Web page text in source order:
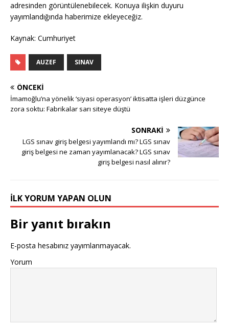
adresinden görüntülenebilecek. Konuya ilişkin duyuru
yayımlandığında haberimize ekleyeceğiz.
Kaynak: Cumhuriyet
AUZEF SINAV
ÖNCEKI
İmamoğlu’na yönelik ‘siyasi operasyon’ iktisatta işleri düzgünce
zora soktu: Fabrikalar sarı siteye düştü
SONRAKI
LGS sınav giriş belgesi yayımlandı mı? LGS sınav
giriş belgesi ne zaman yayımlanacak? LGS sınav
giriş belgesi nasıl alınır?
İLK YORUM YAPAN OLUN
Bir yanıt bırakın
E-posta hesabınız yayımlanmayacak.
Yorum